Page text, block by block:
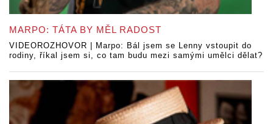
MARPO: TÁTA BY MĚL RADOST
VIDEOROZHOVOR | Marpo: Bál jsem se Lenny vstoupit do
rodiny, říkal jsem si, co tam budu mezi samými umělci dělat?